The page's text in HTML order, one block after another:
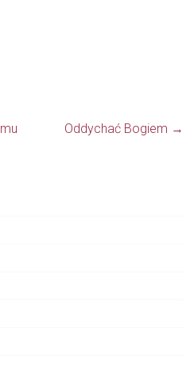
Oddychać Bogiem →